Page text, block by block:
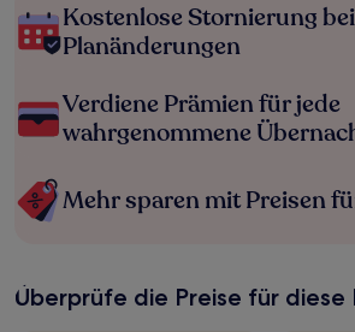
Kostenlose Stornierung bei
Planänderungen
Verdiene Prämien für jede
wahrgenommene
Mehr sparen mit Preisen
Überprüfe die Preise für diese